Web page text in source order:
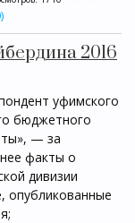
2016
уфимского
бюджетного
— за
факты о
дивизии
опубликованные